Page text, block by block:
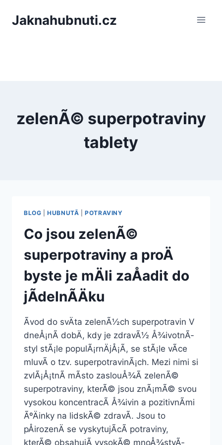
Jaknahubnuti.cz
zelenÃ© superpotraviny
tablety
BLOG |HUBNUTÃ­ |POTRAVINY
Co jsou zelenÃ©
superpotraviny a proÄ
byste je mÄli zaÅadit do
jÃ­delnÃ­Äku
Ãvod do svÄta zelenÃ½ch superpotravin V
dneÅ¡nÃ­ dobÄ, kdy je zdravÃ½ Å¾ivotnÃ­
styl stÃ¡le populÃ¡rnÄjÅ¡Ã­, se stÃ¡le vÃ­ce
mluvÃ­ o tzv. superpotravinÃ¡ch. Mezi nimi si
zvlÃ¡Å¡tnÃ­ mÃ­sto zaslouÅ¾Ã­ zelenÃ©
superpotraviny, kterÃ© jsou znÃ¡mÃ© svou
vysokou koncentracÃ­ Å¾ivin a pozitivnÃ­mi
ÃºÄinky na lidskÃ© zdravÃ­. Jsou to
pÅirozenÄ se vyskytujÃ­cÃ­ potraviny,
kterÃ© obsahujÃ­ vysokÃ© mnoÅ¾stvÃ­